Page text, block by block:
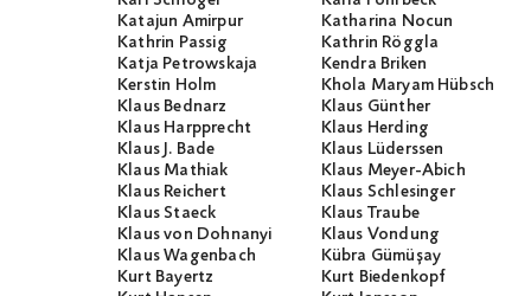
Katajun Amirpur
Katharina Nocun
Kathrin Passig
Kathrin Röggla
Katja Petrowskaja
Kendra Briken
Kerstin Holm
Khola Maryam Hübsch
Klaus Bednarz
Klaus Günther
Klaus Harpprecht
Klaus Herding
Klaus J. Bade
Klaus Lüderssen
Klaus Mathiak
Klaus Meyer-Abich
Klaus Reichert
Klaus Schlesinger
Klaus Staeck
Klaus Traube
Klaus von Dohnanyi
Klaus Vondung
Klaus Wagenbach
Kübra Gümüşay
Kurt Bayertz
Kurt Biedenkopf